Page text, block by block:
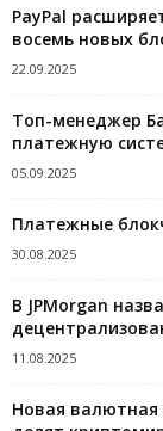
PayPal
восемь новых
22.09.2025
Топ-менеджер
платежную
05.09.2025
Платежные
30.08.2025
В JPMorgan
11.08.2025
Новая